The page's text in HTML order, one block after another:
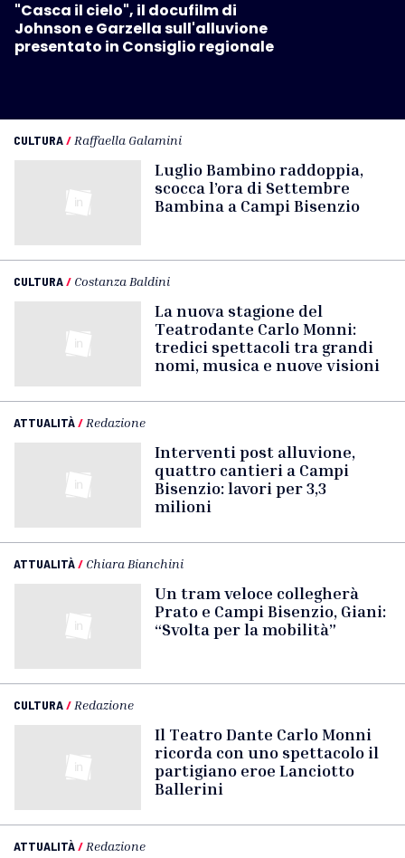
"Casca il cielo", il docufilm di
Johnson e Garzella sull'alluvione
presentato in Consiglio regionale
CULTURA/ Raffaella Galamini
Luglio Bambino raddoppia,
scocca l’ora di Settembre
Bambina a Campi Bisenzio
CULTURA/ Costanza Baldini
La nuova stagione del
Teatrodante Carlo Monni:
tredici spettacoli tra grandi
nomi, musica e nuove visioni
ATTUALITÀ/ Redazione
Interventi post alluvione,
quattro cantieri a Campi
Bisenzio: lavori per 3,3
milioni
ATTUALITÀ/ Chiara Bianchini
Un tram veloce collegherà
Prato e Campi Bisenzio, Giani:
“Svolta per la mobilità”
CULTURA/ Redazione
Il Teatro Dante Carlo Monni
ricorda con uno spettacolo il
partigiano eroe Lanciotto
Ballerini
ATTUALITÀ/ Redazione